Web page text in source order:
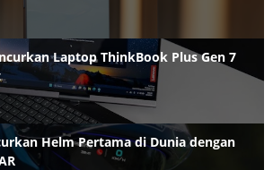
Laptop ThinkBook Plus Gen 7
Helm Pertama di Dunia dengan